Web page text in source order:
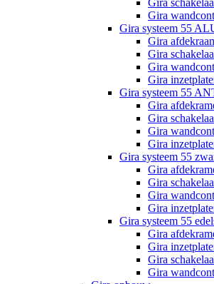
Gira
Gira
Gira systeem 55
Gira
Gira
Gira
Gira
Gira systeem 55
Gira
Gira
Gira
Gira
Gira systeem 55
Gira
Gira
Gira
Gira
Gira systeem 55
Gira
Gira
Gira
Gira